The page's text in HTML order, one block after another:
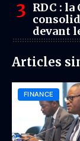
RDC : la
devant
Articles
FINANCE